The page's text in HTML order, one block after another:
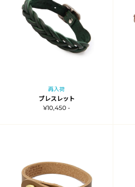
再入荷
ブレスレット
¥10,450 -